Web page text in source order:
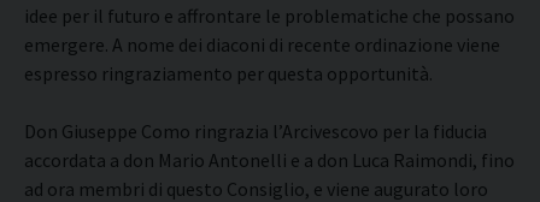
idee per il futuro e affrontare le problematiche che possano
emergere. A nome dei diaconi di recente ordinazione viene
espresso ringraziamento per questa opportunità.
Don Giuseppe Como ringrazia l’Arcivescovo per la fiducia
accordata a don Mario Antonelli e a don Luca Raimondi, fino
ad ora membri di questo Consiglio, e viene augurato loro